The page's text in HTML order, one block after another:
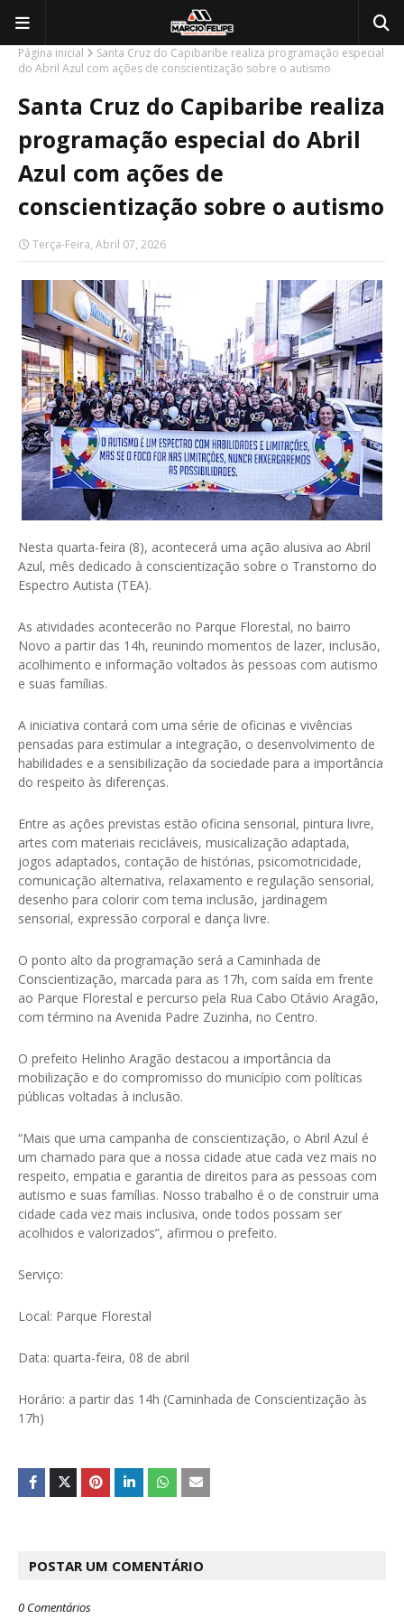
Página inicial
Santa Cruz do Capibaribe realiza programação especial
do Abril Azul com ações de conscientização sobre o autismo
Santa Cruz do Capibaribe realiza
programação especial do Abril
Azul com ações de
conscientização sobre o autismo
Terça-Feira, Abril 07, 2026
Nesta quarta-feira (8), acontecerá uma ação alusiva ao Abril
Azul, mês dedicado à conscientização sobre o Transtorno do
Espectro Autista (TEA).
As atividades acontecerão no Parque Florestal, no bairro
Novo a partir das 14h, reunindo momentos de lazer, inclusão,
acolhimento e informação voltados às pessoas com autismo
e suas famílias.
A iniciativa contará com uma série de oficinas e vivências
pensadas para estimular a integração, o desenvolvimento de
habilidades e a sensibilização da sociedade para a importância
do respeito às diferenças.
Entre as ações previstas estão oficina sensorial, pintura livre,
artes com materiais recicláveis, musicalização adaptada,
jogos adaptados, contação de histórias, psicomotricidade,
comunicação alternativa, relaxamento e regulação sensorial,
desenho para colorir com tema inclusão, jardinagem
sensorial, expressão corporal e dança livre.
O ponto alto da programação será a Caminhada de
Conscientização, marcada para as 17h, com saída em frente
ao Parque Florestal e percurso pela Rua Cabo Otávio Aragão,
com término na Avenida Padre Zuzinha, no Centro.
O prefeito Helinho Aragão destacou a importância da
mobilização e do compromisso do município com políticas
públicas voltadas à inclusão.
“Mais que uma campanha de conscientização, o Abril Azul é
um chamado para que a nossa cidade atue cada vez mais no
respeito, empatia e garantia de direitos para as pessoas com
autismo e suas famílias. Nosso trabalho é o de construir uma
cidade cada vez mais inclusiva, onde todos possam ser
acolhidos e valorizados”, afirmou o prefeito.
Serviço:
Local: Parque Florestal
Data: quarta-feira, 08 de abril
Horário: a partir das 14h (Caminhada de Conscientização às
17h)
POSTAR UM COMENTÁRIO
0 Comentários